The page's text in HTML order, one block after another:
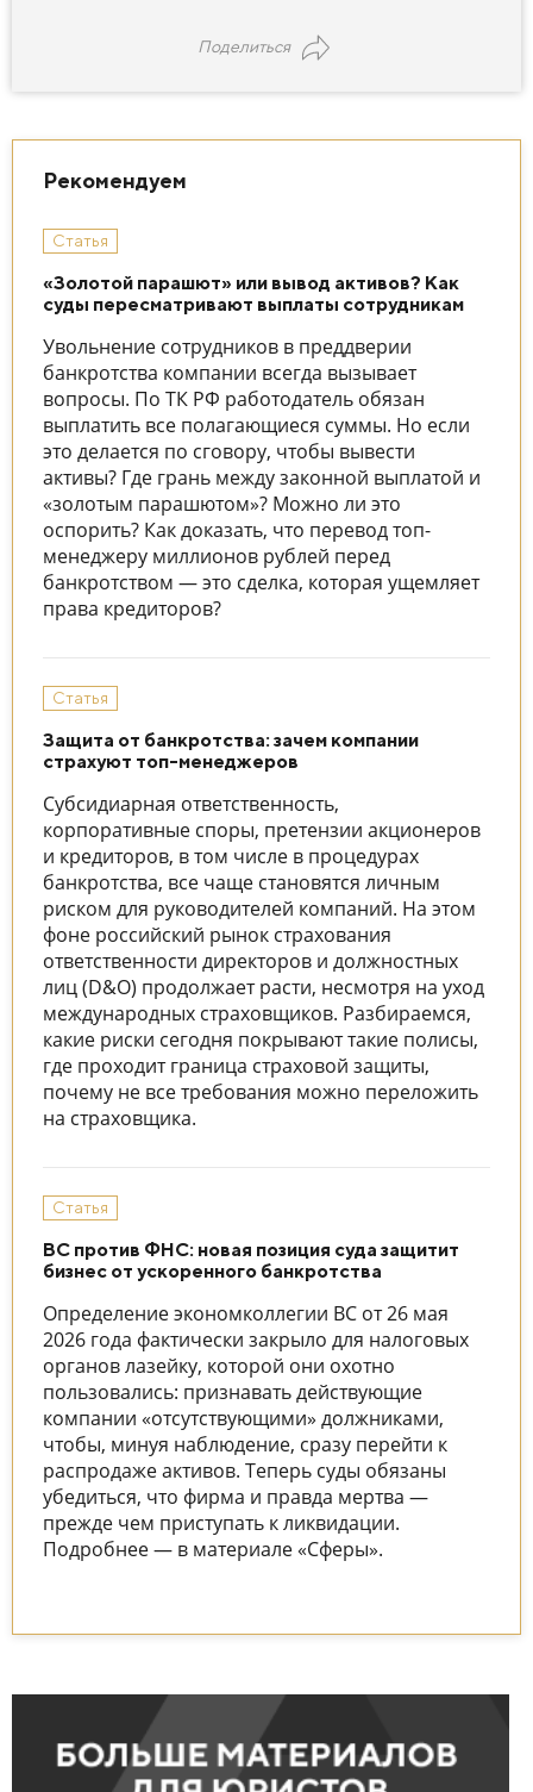
Поделиться
Рекомендуем
Статья
«Золотой парашют» или вывод активов? Как
суды пересматривают выплаты сотрудникам
Увольнение сотрудников в преддверии
банкротства компании всегда вызывает
вопросы. По ТК РФ работодатель обязан
выплатить все полагающиеся суммы. Но если
это делается по сговору, чтобы вывести
активы? Где грань между законной выплатой и
«золотым парашютом»? Можно ли это
оспорить? Как доказать, что перевод топ-
менеджеру миллионов рублей перед
банкротством — это сделка, которая ущемляет
права кредиторов?
Статья
Защита от банкротства: зачем компании
страхуют топ-менеджеров
Субсидиарная ответственность,
корпоративные споры, претензии акционеров
и кредиторов, в том числе в процедурах
банкротства, все чаще становятся личным
риском для руководителей компаний. На этом
фоне российский рынок страхования
ответственности директоров и должностных
лиц (D&O) продолжает расти, несмотря на уход
международных страховщиков. Разбираемся,
какие риски сегодня покрывают такие полисы,
где проходит граница страховой защиты,
почему не все требования можно переложить
на страховщика.
Статья
ВС против ФНС: новая позиция суда защитит
бизнес от ускоренного банкротства
Определение экономколлегии ВС от 26 мая
2026 года фактически закрыло для налоговых
органов лазейку, которой они охотно
пользовались: признавать действующие
компании «отсутствующими» должниками,
чтобы, минуя наблюдение, сразу перейти к
распродаже активов. Теперь суды обязаны
убедиться, что фирма и правда мертва —
прежде чем приступать к ликвидации.
Подробнее — в материале «Сферы».